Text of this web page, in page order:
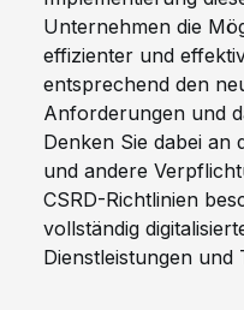
Unternehmen die
effizienter und
entsprechend den
Anforderungen und
Denken Sie dabei an
und andere
CSRD-Richtlinien
vollständig
Dienstleistungen